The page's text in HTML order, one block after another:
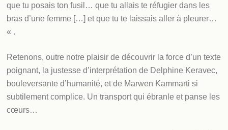
que tu posais ton fusil… que tu allais te réfugier dans les
bras d’une femme […] et que tu te laissais aller à pleurer…
« .
Retenons, outre notre plaisir de découvrir la force d’un texte
poignant, la justesse d’interprétation de Delphine Keravec,
bouleversante d’humanité, et de Marwen Kammarti si
subtilement complice. Un transport qui ébranle et panse les
cœurs…